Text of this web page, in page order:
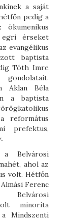
a saját
pedig a
egri érseket
evangélikus
baptista
Tóth Imre
Aklan Béla
a baptista
református
prefektus,
a Belvárosi
ahol az
volt. Hétfőn
Ferenc
Belvárosi
minorita
Mindszenti